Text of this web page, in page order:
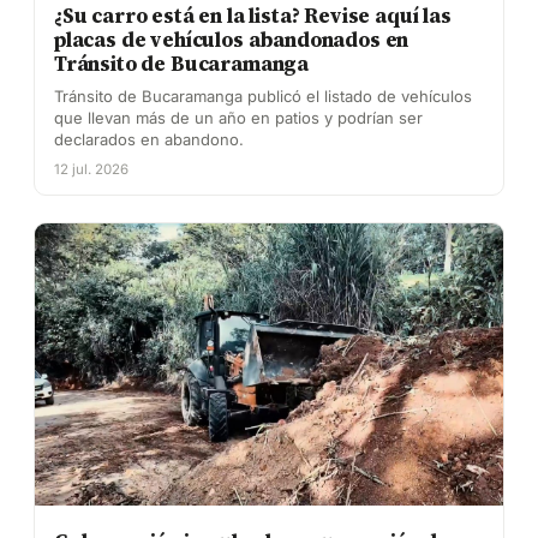
¿Su carro está en la lista? Revise aquí las
placas de vehículos abandonados en
Tránsito de Bucaramanga
Tránsito de Bucaramanga publicó el listado de vehículos
que llevan más de un año en patios y podrían ser
declarados en abandono.
12 jul. 2026